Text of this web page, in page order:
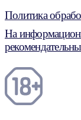
Политика
На